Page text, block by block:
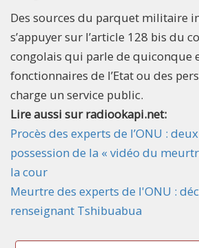
Des sources du parquet militaire
s’appuyer sur l’article 128 bis du
congolais qui parle de quiconque
fonctionnaires de l’Etat ou des
charge un service public.
Lire aussi sur radiookapi.net:
Procès des experts de l’ONU :
possession de la « vidéo du
la cour
Meurtre des experts de l'ONU :
renseignant Tshibuabua